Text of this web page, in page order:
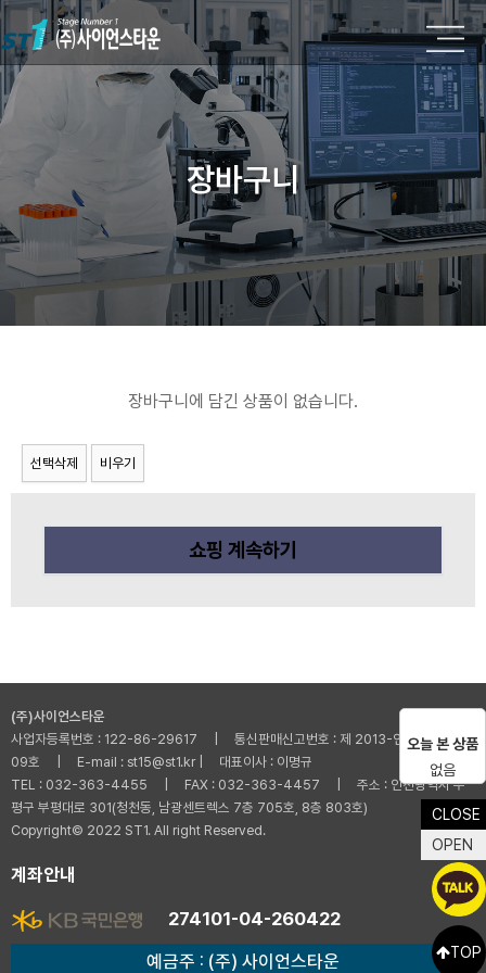
장바구니
장바구니에 담긴 상품이 없습니다.
선택삭제 비우기
쇼핑 계속하기
(주)사이언스타운
사업자등록번호 : 122-86-29617 | 통신판매신고번호 : 제 2013-인천부평-001
09호 | E-mail : st15@st1.kr | 대표이사 : 이명규
TEL : 032-363-4455 | FAX : 032-363-4457 | 주소 : 인천광역시 부
평구 부평대로 301(청천동, 남광센트렉스 7층 705호, 8층 803호)
Copyright© 2022 ST1. All right Reserved.
계좌안내
274101-04-260422
예금주 : (주) 사이언스타운
CLOSE
OPEN
오늘 본 상품
없음
TOP